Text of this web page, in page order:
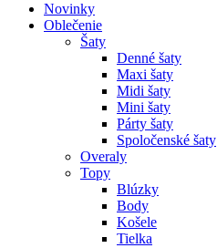
Novinky
Oblečenie
Šaty
Denné šaty
Maxi šaty
Midi šaty
Mini šaty
Párty šaty
Spoločenské šaty
Overaly
Topy
Blúzky
Body
Košele
Tielka